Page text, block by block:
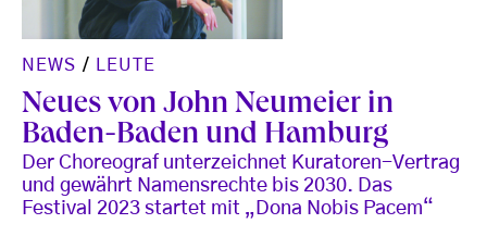
NEWS / LEUTE
Neues von John Neumeier in
Baden-Baden und Hamburg
Der Choreograf unterzeichnet Kuratoren-Vertrag
und gewährt Namensrechte bis 2030. Das
Festival 2023 startet mit „Dona Nobis Pacem“